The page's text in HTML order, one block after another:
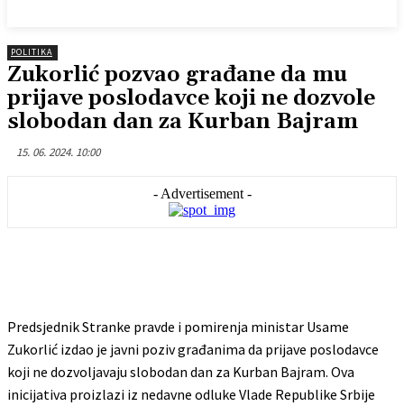
POLITIKA
Zukorlić pozvao građane da mu
prijave poslodavce koji ne dozvole
slobodan dan za Kurban Bajram
15. 06. 2024. 10:00
- Advertisement -
Predsjednik Stranke pravde i pomirenja ministar Usame
Zukorlić izdao je javni poziv građanima da prijave poslodavce
koji ne dozvoljavaju slobodan dan za Kurban Bajram. Ova
inicijativa proizlazi iz nedavne odluke Vlade Republike Srbije